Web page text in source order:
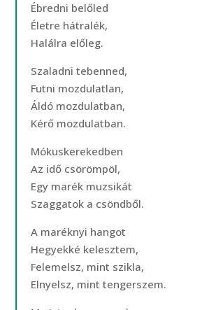
Ébredni belőled
Életre hátralék,
Halálra előleg.
Szaladni tebenned,
Futni mozdulatlan,
Áldó mozdulatban,
Kérő mozdulatban.
Mókuskerekedben
Az idő csörömpöl,
Egy marék muzsikát
Szaggatok a csöndből.
A maréknyi hangot
Hegyekké kelesztem,
Felemelsz, mint szikla,
Elnyelsz, mint tengerszem.